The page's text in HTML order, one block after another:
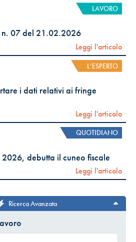
LAVORO
07 del 21.02.2026
Leggi l'articolo
L’ESPERTO
i dati relativi ai fringe
Leggi l'articolo
QUOTIDIANO
debutta il cuneo fiscale
Leggi l'articolo
Ricerca Avanzata